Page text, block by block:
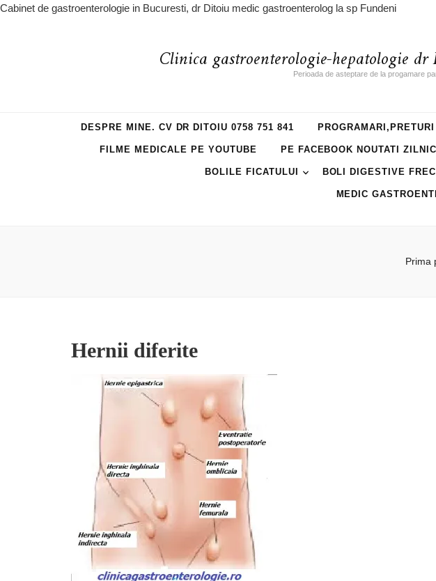
Cabinet de gastroenterologie in Bucuresti, dr Ditoiu medic gastroenterolog la sp Fundeni
Clinica gastroenterologie-hepatologie
Perioada de asteptare de la progamare
DESPRE MINE. CV DR DITOIU 0758 751 841 PROGRAMARI,PRETURI
FILME MEDICALE PE YOUTUBE PE FACEBOOK NOUTATI ZILNIC
BOLILE FICATULUI BOLI DIGESTIVE
MEDIC
Prima
Hernii diferite